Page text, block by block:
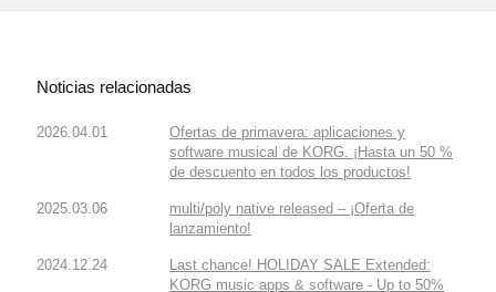
Noticias relacionadas
2026.04.01
Ofertas de primavera: aplicaciones y
software musical de KORG. ¡Hasta un 50 %
de descuento en todos los productos!
2025.03.06
multi/poly native released – ¡Oferta de
lanzamiento!
2024.12.24
Last chance! HOLIDAY SALE Extended:
KORG music apps & software - Up to 50%